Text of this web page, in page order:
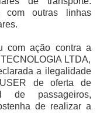
com outras linhas
comação contra a
LTDA,
a ilegalidade
de oferta de
de passageiros,
de realizar a